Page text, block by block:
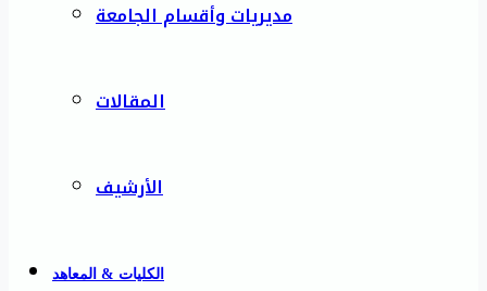
مديريات وأقسام الجامعة
المقالات
الأرشيف
الكليات & المعاهد